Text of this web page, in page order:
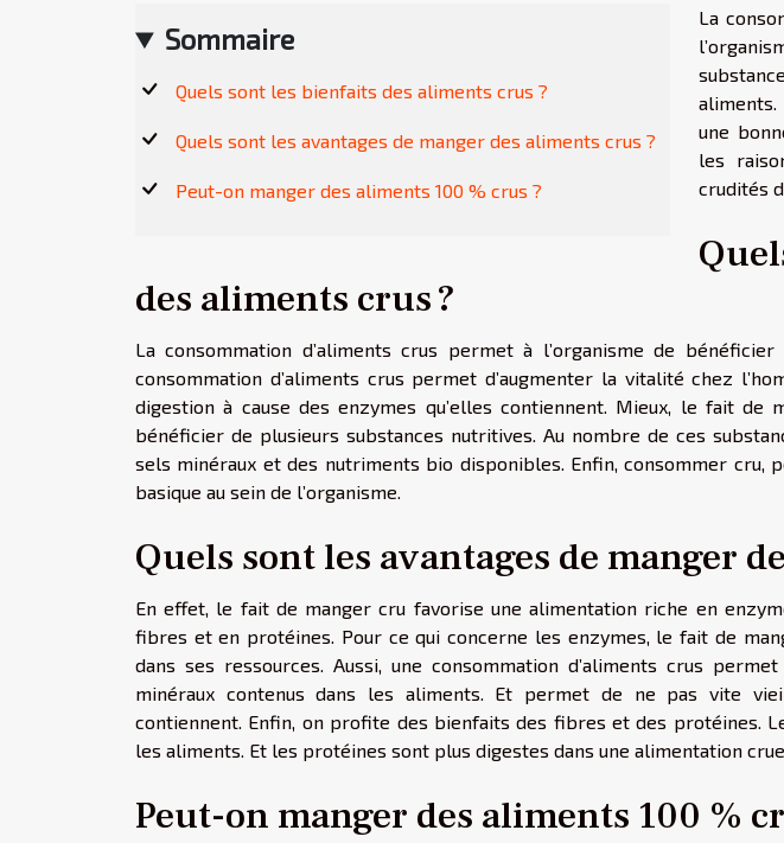
Sommaire
Quels sont les bienfaits des aliments crus ?
Quels sont les avantages de manger des aliments crus ?
Peut-on manger des aliments 100 % crus ?
La
une
les
crudités
des aliments crus ?
La consommation d’aliments crus permet à l’organisme de
consommation d’aliments crus permet d’augmenter la vitalité chez
digestion à cause des enzymes qu’elles contiennent. Mieux, le fait de
bénéficier de plusieurs substances nutritives. Au nombre de ces
sels minéraux et des nutriments bio disponibles. Enfin, consommer cru,
basique au sein de l’organisme.
Quels sont les avantages de manger
En effet, le fait de manger cru favorise une alimentation riche en
fibres et en protéines. Pour ce qui concerne les enzymes, le fait de
dans ses ressources. Aussi, une consommation d’aliments crus
minéraux contenus dans les aliments. Et permet de ne pas vite
contiennent. Enfin, on profite des bienfaits des fibres et des protéines.
les aliments. Et les protéines sont plus digestes dans une alimentation
Peut-on manger des aliments 100 %